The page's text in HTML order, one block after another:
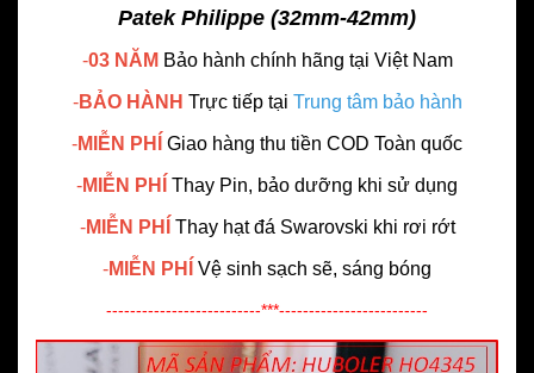
Patek Philippe (32mm-42mm)
-03 NĂM Bảo hành chính hãng tại Việt Nam
-BẢO HÀNH Trực tiếp tại Trung tâm bảo hành
-MIỄN PHÍ Giao hàng thu tiền COD Toàn quốc
-MIỄN PHÍ Thay Pin, bảo dưỡng khi sử dụng
-MIỄN PHÍ Thay hạt đá Swarovski khi rơi rớt
-MIỄN PHÍ Vệ sinh sạch sẽ, sáng bóng
--------------------------***-------------------------